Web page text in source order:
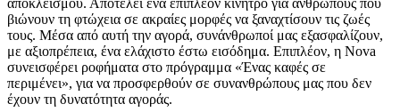
βιώνουν τη φτώχεια σε ακραίες μορφές να ξαναχτίσουν τις ζωές
τους. Μέσα από αυτή την αγορά, συνάνθρωποί μας εξασφαλίζουν,
με αξιοπρέπεια, ένα ελάχιστο έστω εισόδημα. Επιπλέον, η Nova
συνεισφέρει ροφήματα στο πρόγραμμα «Ένας καφές σε
περιμένει», για να προσφερθούν σε συνανθρώπους μας που δεν
έχουν τη δυνατότητα αγοράς.